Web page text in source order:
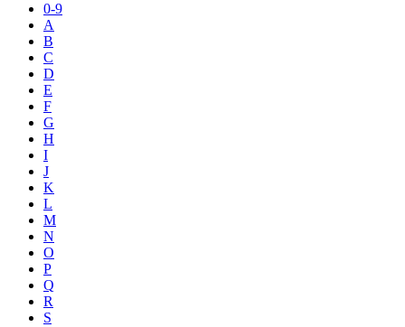
0-9
A
B
C
D
E
F
G
H
I
J
K
L
M
N
O
P
Q
R
S